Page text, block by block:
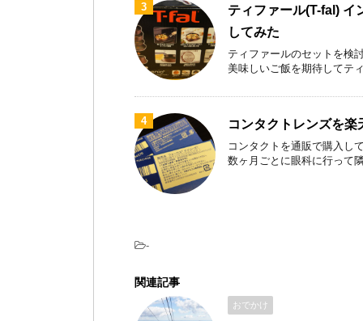
3
ティファール(T-fal) イ
してみた
ティファールのセットを検
美味しいご飯を期待してテ
4 コンタクトレンズを楽
コンタクトを通販で購入し
数ヶ月ごとに眼科に行って
-
関連記事
おでかけ